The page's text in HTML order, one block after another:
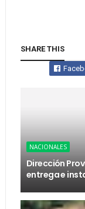
SHARE THIS
NACIONALES
Dirección
entrega e